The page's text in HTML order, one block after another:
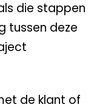
die stappen
tussen deze
de klant of